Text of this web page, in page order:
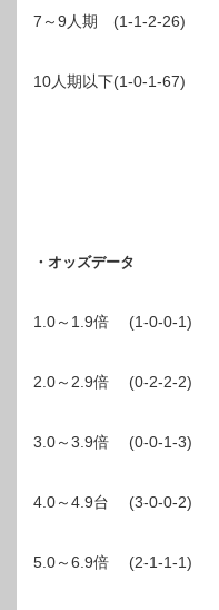
7～9人期 (1-1-2-26)
10人期以下(1-0-1-67)
・オッズデータ
1.0～1.9倍 (1-0-0-1)
2.0～2.9倍 (0-2-2-2)
3.0～3.9倍 (0-0-1-3)
4.0～4.9台 (3-0-0-2)
5.0～6.9倍 (2-1-1-1)